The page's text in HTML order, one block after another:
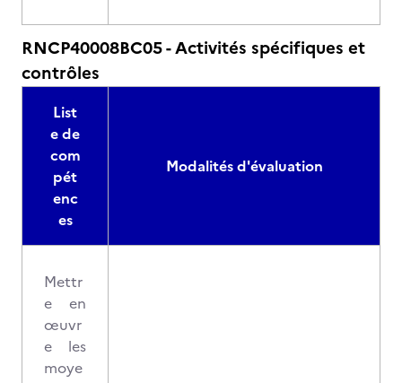
RNCP40008BC05 - Activités spécifiques et
contrôles
List
e de
com
pét
enc
es
Modalités d'évaluation
Mettr
e en
œuvr
e les
moye